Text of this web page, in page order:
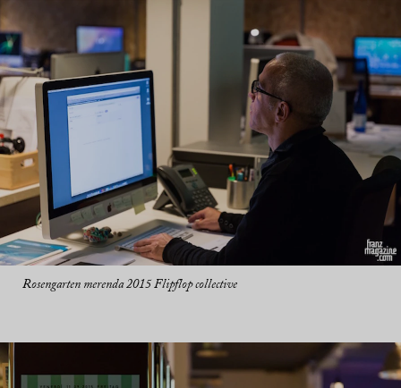
Rosengarten merenda 2015 Flipflop collective